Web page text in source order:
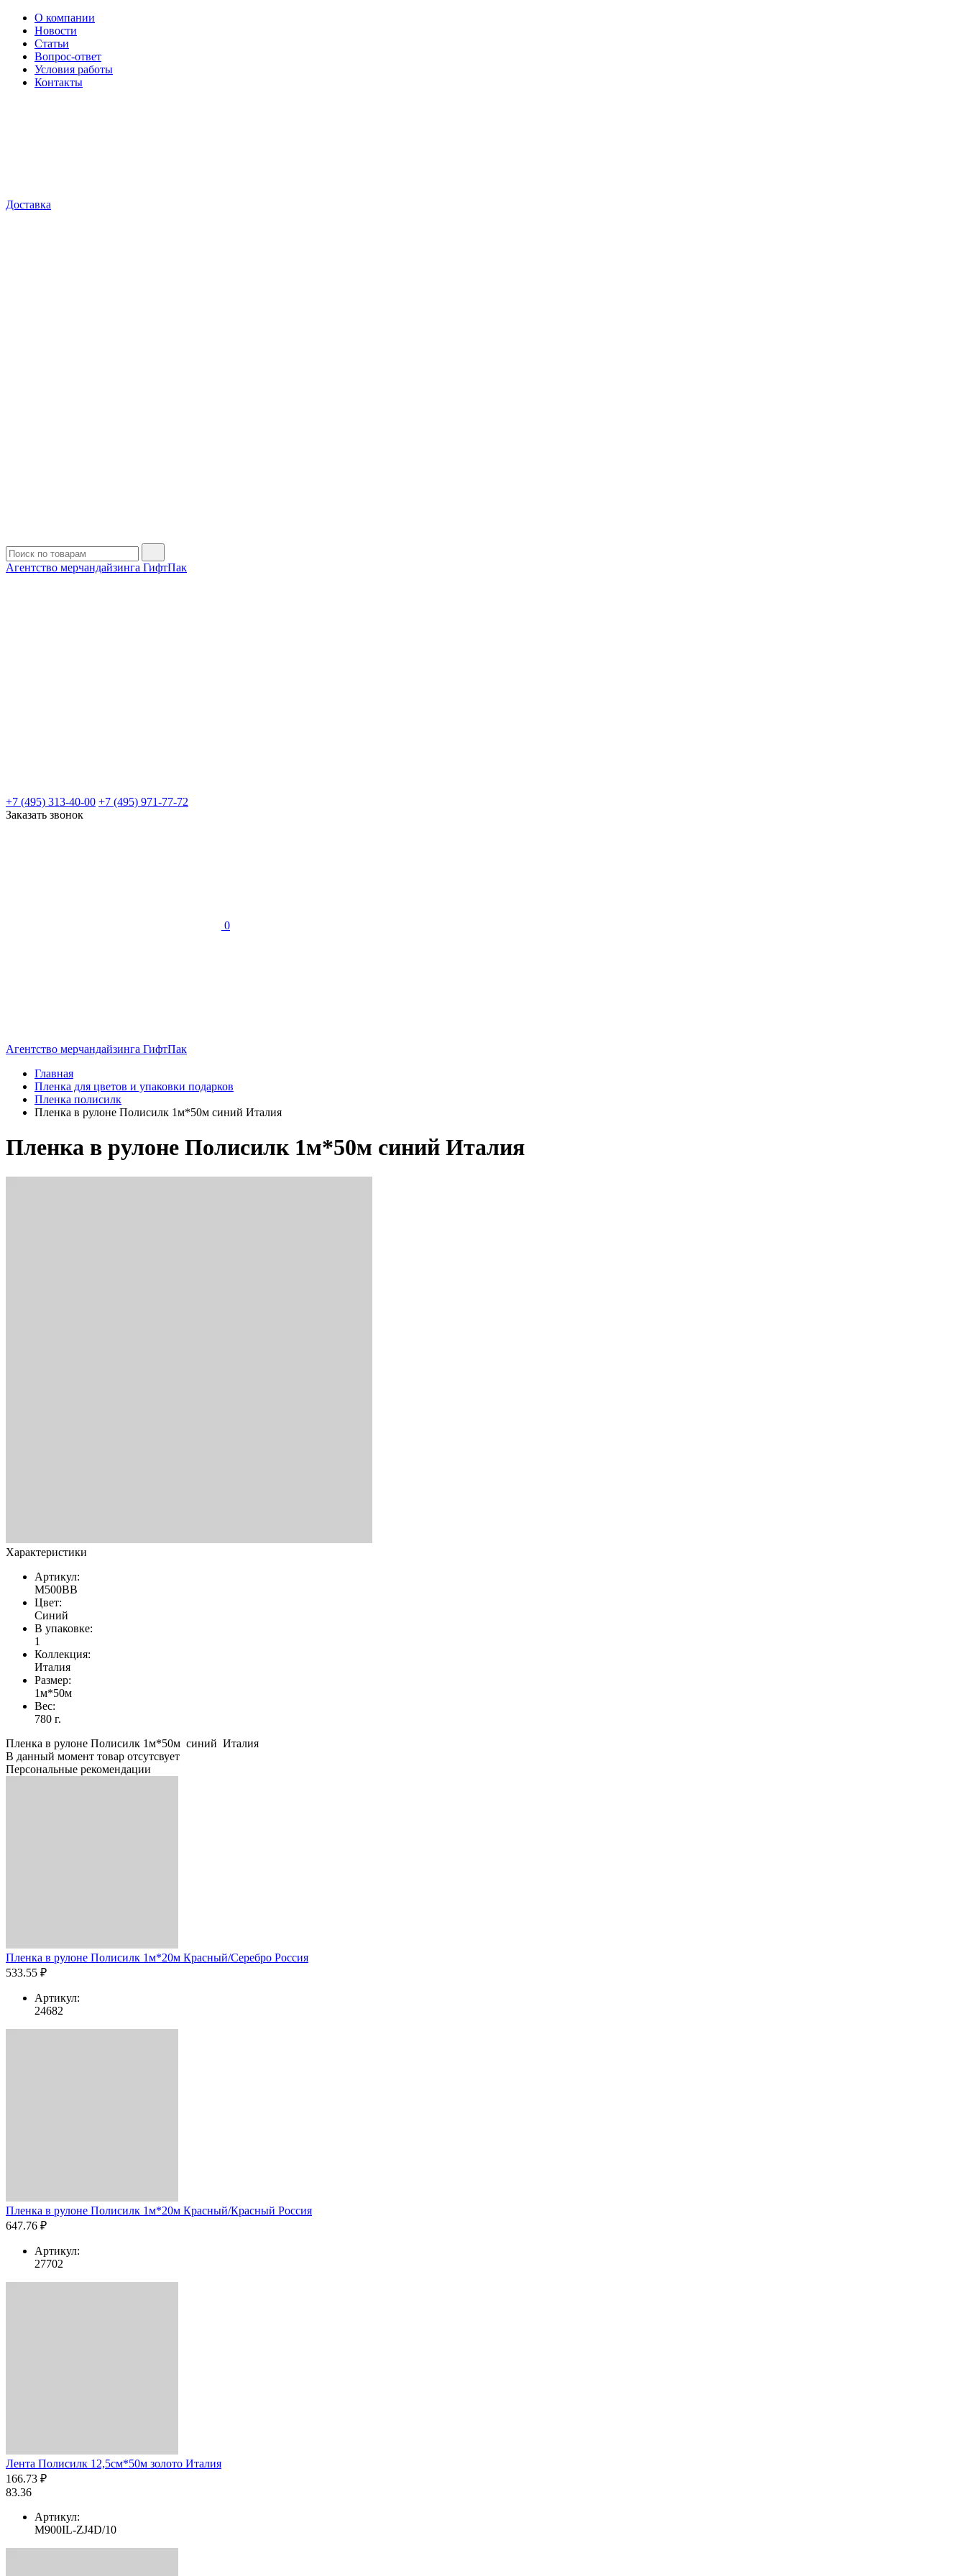
О компании
Новости
Статьи
Вопрос-ответ
Условия работы
Контакты
Доставка
Агентство мерчандайзинга ГифтПак
+7 (495) 313-40-00 +7 (495) 971-77-72
Заказать звонок
0
Агентство мерчандайзинга ГифтПак
Главная
Пленка для цветов и упаковки подарков
Пленка полисилк
Пленка в рулоне Полисилк 1м*50м синий Италия
Пленка в рулоне Полисилк 1м*50м синий Италия
Характеристики
Артикул:
M500BB
Цвет:
Синий
В упаковке:
1
Коллекция:
Италия
Размер:
1м*50м
Вес:
780 г.
Пленка в рулоне Полисилк 1м*50м синий Италия
В данный момент товар отсутсвует
Персональные рекомендации
Пленка в рулоне Полисилк 1м*20м Красный/Серебро Россия
533.55 ₽
Артикул:
24682
Пленка в рулоне Полисилк 1м*20м Красный/Красный Россия
647.76 ₽
Артикул:
27702
Лента Полисилк 12,5см*50м золото Италия
166.73 ₽
83.36
Артикул:
M900IL-ZJ4D/10